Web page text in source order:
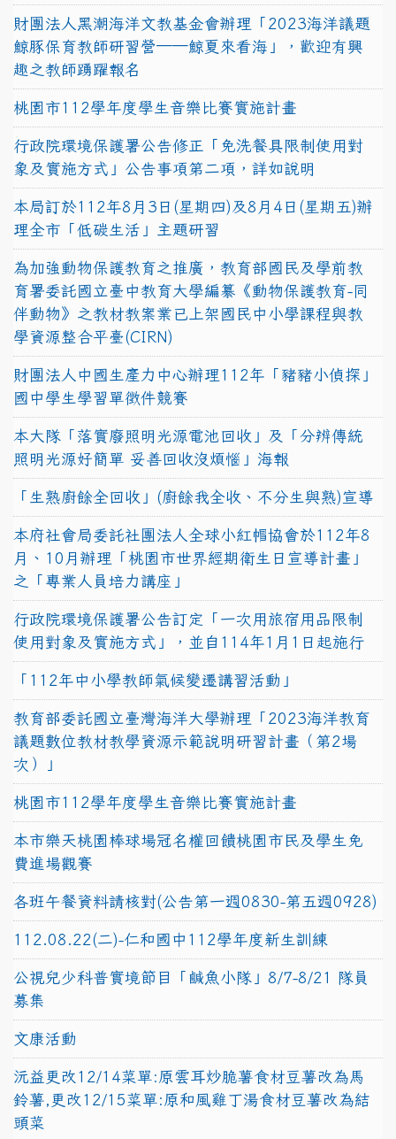
財團法人黑潮海洋文教基金會辦理「2023海洋議題
鯨豚保育教師研習營──鯨夏來看海」，歡迎有興
趣之教師踴躍報名
桃園市112學年度學生音樂比賽實施計畫
行政院環境保護署公告修正「免洗餐具限制使用對
象及實施方式」公告事項第二項，詳如說明
本局訂於112年8月3日(星期四)及8月4日(星期五)辦
理全市「低碳生活」主題研習
為加強動物保護教育之推廣，教育部國民及學前教
育署委託國立臺中教育大學編纂《動物保護教育-同
伴動物》之教材教案業已上架國民中小學課程與教
學資源整合平臺(CIRN)
財團法人中國生產力中心辦理112年「豬豬小偵探」
國中學生學習單徵件競賽
本大隊「落實廢照明光源電池回收」及「分辨傳統
照明光源好簡單 妥善回收沒煩惱」海報
「生熟廚餘全回收」(廚餘我全收、不分生與熟)宣導
本府社會局委託社團法人全球小紅帽協會於112年8
月、10月辦理「桃園市世界經期衛生日宣導計畫」
之「專業人員培力講座」
行政院環境保護署公告訂定「一次用旅宿用品限制
使用對象及實施方式」，並自114年1月1日起施行
「112年中小學教師氣候變遷講習活動」
教育部委託國立臺灣海洋大學辦理「2023海洋教育
議題數位教材教學資源示範說明研習計畫（第2場
次）」
桃園市112學年度學生音樂比賽實施計畫
本市樂天桃園棒球場冠名權回饋桃園市民及學生免
費進場觀賽
各班午餐資料請核對(公告第一週0830-第五週0928)
112.08.22(二)-仁和國中112學年度新生訓練
公視兒少科普實境節目「鹹魚小隊」8/7-8/21 隊員
募集
文康活動
沅益更改12/14菜單:原雲耳炒脆薯食材豆薯改為馬
鈴薯,更改12/15菜單:原和風雞丁湯食材豆薯改為結
頭菜